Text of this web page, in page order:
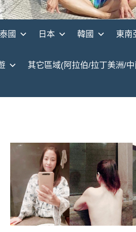
泰國 日本 韓國 東南
其它區域(阿拉伯/拉丁美洲/